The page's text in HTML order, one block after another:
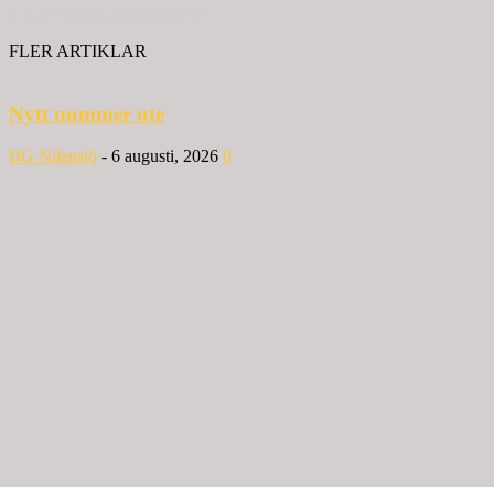
FLER ARTIKLAR
Nytt nummer ute
BG Nilensjö - 6 augusti, 2026 0